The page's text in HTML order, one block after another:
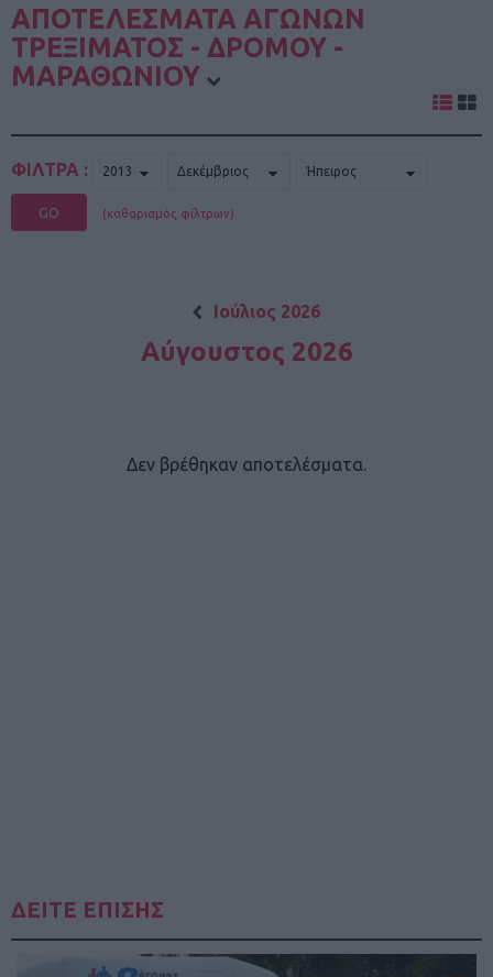
ΑΠΟΤΕΛΕΣΜΑΤΑ ΑΓΩΝΩΝ
ΤΡΕΞΙΜΑΤΟΣ - ΔΡΟΜΟΥ -
ΜΑΡΑΘΩΝΙΟΥ
ΦΙΛΤΡΑ :
GO (καθαρισμός φίλτρων)
Ιούλιος 2026
Αύγουστος 2026
Δεν βρέθηκαν αποτελέσματα.
ΔΕΙΤΕ ΕΠΙΣΗΣ